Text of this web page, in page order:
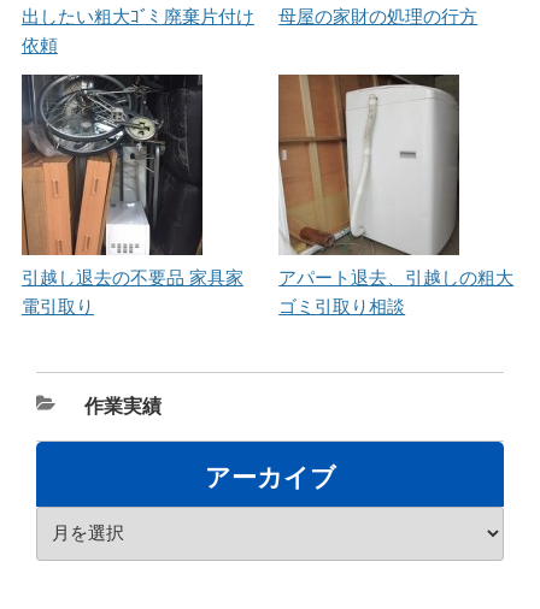
出したい粗大ｺﾞﾐ 廃棄片付け
依頼
母屋の家財の処理の行方
引越し退去の不要品 家具家
電引取り
アパート退去、引越しの粗大
ゴミ引取り相談
カ
テ
ー
作業実績
アーカイブ